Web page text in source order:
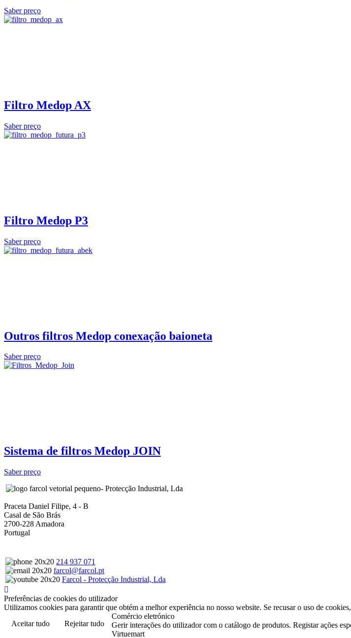
Saber preço
Filtro Medop AX
Saber preço
Filtro Medop P3
Saber preço
Outros filtros Medop conexação baioneta
Saber preço
Sistema de filtros Medop JOIN
Saber preço
- Protecção Industrial, Lda
Praceta Daniel Filipe, 4 - B
Casal de São Brás
2700-228 Amadora
Portugal
214 937 071
farcol@farcol.pt
Farcol - Protecção Industrial, Lda
Preferências de cookies do utilizador
Utilizamos cookies para garantir que obtém a melhor experiência no nosso website. Se recusar o uso de
Aceitar tudo
Rejeitar tudo
Comércio eletrónico
Gerir interações do utilizador com o catálogo de produtos. Registar ações
Virtuemart